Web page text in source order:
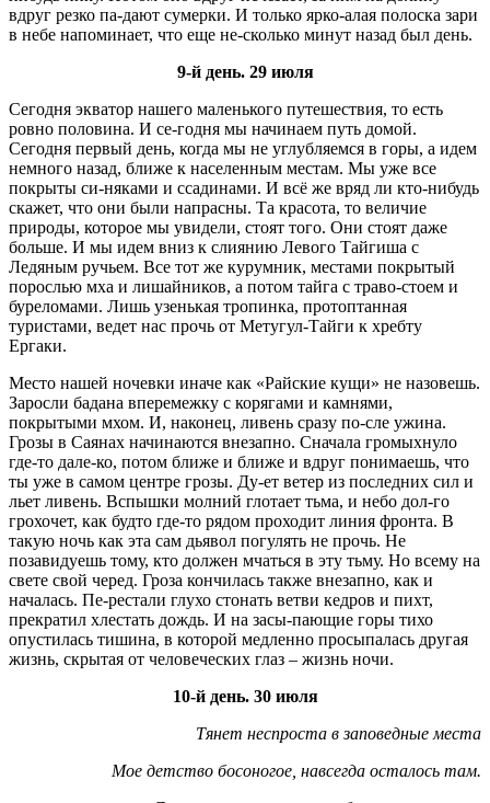
вдруг резко па-дают сумерки. И только ярко-алая полоска зари
в небе напоминает, что еще не-сколько минут назад был день.
9-й день. 29 июля
Сегодня экватор нашего маленького путешествия, то есть
ровно половина. И се-годня мы начинаем путь домой.
Сегодня первый день, когда мы не углубляемся в горы, а идем
немного назад, ближе к населенным местам. Мы уже все
покрыты си-няками и ссадинами. И всё же вряд ли кто-нибудь
скажет, что они были напрасны. Та красота, то величие
природы, которое мы увидели, стоят того. Они стоят даже
больше. И мы идем вниз к слиянию Левого Тайгиша с
Ледяным ручьем. Все тот же курумник, местами покрытый
порослью мха и лишайников, а потом тайга с траво-стоем и
буреломами. Лишь узенькая тропинка, протоптанная
туристами, ведет нас прочь от Метугул-Тайги к хребту
Ергаки.
Место нашей ночевки иначе как «Райские кущи» не назовешь.
Заросли бадана вперемежку с корягами и камнями,
покрытыми мхом. И, наконец, ливень сразу по-сле ужина.
Грозы в Саянах начинаются внезапно. Сначала громыхнуло
где-то дале-ко, потом ближе и ближе и вдруг понимаешь, что
ты уже в самом центре грозы. Ду-ет ветер из последних сил и
льет ливень. Вспышки молний глотает тьма, и небо дол-го
грохочет, как будто где-то рядом проходит линия фронта. В
такую ночь как эта сам дьявол погулять не прочь. Не
позавидуешь тому, кто должен мчаться в эту тьму. Но всему на
свете свой черед. Гроза кончилась также внезапно, как и
началась. Пе-рестали глухо стонать ветви кедров и пихт,
прекратил хлестать дождь. И на засы-пающие горы тихо
опустилась тишина, в которой медленно просыпалась другая
жизнь, скрытая от человеческих глаз – жизнь ночи.
10-й день. 30 июля
Тянет неспроста в заповедные места
Мое детство босоногое, навсегда осталось там.